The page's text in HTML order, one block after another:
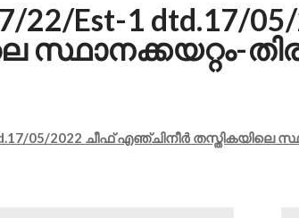
22/Est-1
സ്ഥാനക്കയറ്റം-
05/2022 ചീഫ് എഞ്ചിനീർ തസ്തികയിലെ